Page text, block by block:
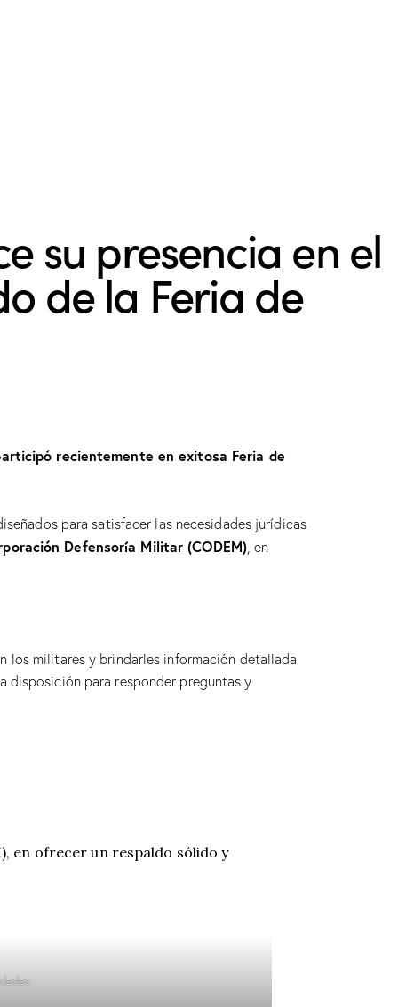
su presencia en el
de la Feria de
recientemente en exitosa Feria de
para satisfacer las necesidades jurídicas
Defensoría Militar (CODEM), en
los militares y brindarles información detallada
disposición para responder preguntas y
en ofrecer un respaldo sólido y